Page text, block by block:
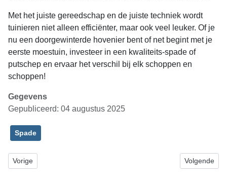
Met het juiste gereedschap en de juiste techniek wordt
tuinieren niet alleen efficiënter, maar ook veel leuker. Of je
nu een doorgewinterde hovenier bent of net begint met je
eerste moestuin, investeer in een kwaliteits-spade of
putschep en ervaar het verschil bij elk schoppen en
schoppen!
Gegevens
Gepubliceerd: 04 augustus 2025
Spade
Vorig artikel: Kunststof kozijnen op maat: energie-efficiëntie
Vorige Volgende
Volgende